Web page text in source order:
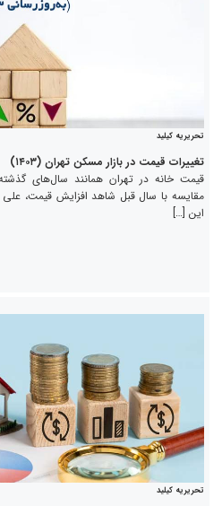
تحریریه کیلید
تغییرات قیمت در بازار مسکن تهران (۱۴۰۳)
قیمت خانه در تهران همانند سال‌های
مقایسه با سال قبل شاهد افزایش قیمت، علی
این […]
تحریریه کیلید